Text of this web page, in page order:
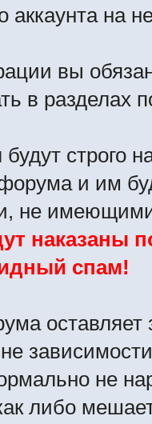
аккаунта на
вы
в разделах
строго
и им
не
наказаны
спам!
оставляет
не
либо